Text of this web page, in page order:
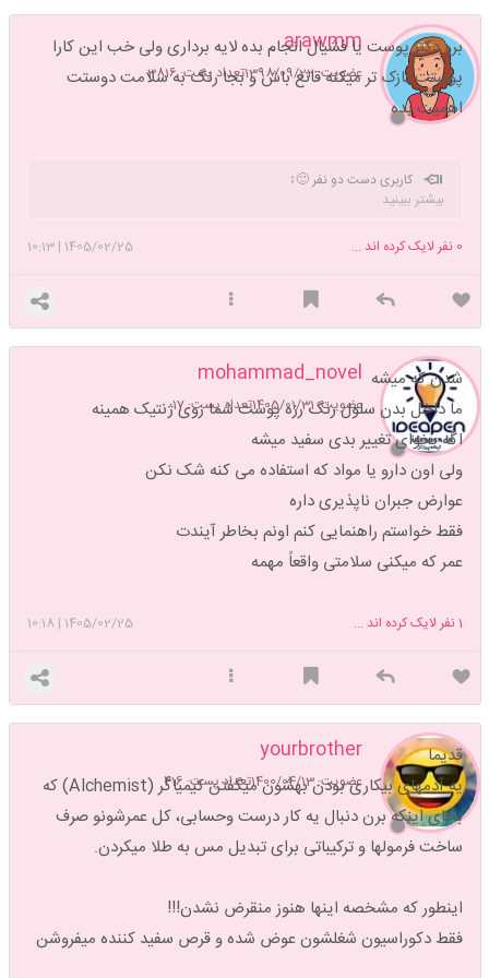
پروفایل خودمم
arawmm
عضویت: 1398/09/22 تعداد پست: 3816
برو دکتر پوست یا فشیال انجام بده لایه برداری ولی خب این کارا
پوستت نازک تر میکنه قانع باش و بجا رنگ به سلامت دوستت
اهمیت بده
کاربری دست دو نفر 🙂↕️
بیشتر ببینید
1405/02/25
|
10:13 0 نفر لایک کرده اند ...
mohammad_novel
عضویت: 1405/01/31 تعداد پست: 17
شدن که میشه
ما داخل بدن سلول رنگ رزه پوست شما روی ژنتیک همینه
اگه بخوای تغییر بدی سفید میشه
ولی اون دارو یا مواد که استفاده می کنه شک نکن
عوارض جبران ناپذیری داره
فقط خواستم راهنمایی کنم اونم بخاطر آیندت
عمر که میکنی سلامتی واقعاً مهمه
1405/02/25
|
10:18 1نفر لایک کرده اند ...
yourbrother
عضویت: 1400/04/13 تعداد پست: 416
قدیما
یه آدمهای بیکاری بودن بهشون میگفتن کیمیاگر (Alchemist) که
بجای اینکه برن دنبال یه کار درست وحسابی، کل عمرشونو صرف
ساخت فرمولها و ترکیباتی برای تبدیل مس به طلا میکردن.
اینطور که مشخصه اینها هنوز منقرض نشدن!!!
فقط دکوراسیون شغلشون عوض شده و قرص سفید کننده میفروشن